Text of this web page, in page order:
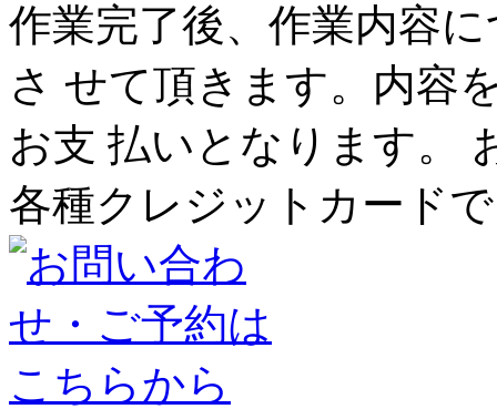
作業完了後、作業内容
さ せて頂きます。内容
お支 払いとなります。
各種クレジットカード